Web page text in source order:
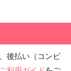
後払い（コンビ